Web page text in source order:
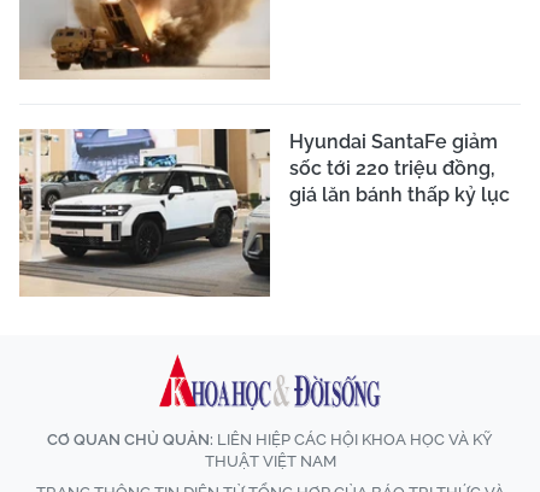
Hyundai SantaFe giảm
sốc tới 220 triệu đồng,
giá lăn bánh thấp kỷ lục
CƠ QUAN CHỦ QUẢN: LIÊN HIỆP CÁC HỘI KHOA HỌC VÀ KỸ
THUẬT VIỆT NAM